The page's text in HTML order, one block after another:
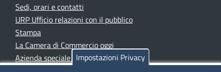
Sedi, orari e contatti
URP Ufficio relazioni con il pubblico
Stampa
La Camera di Commercio oggi
Azienda speciale PromoFirenze
Impostazioni Privacy